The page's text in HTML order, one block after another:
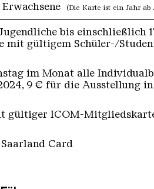
(Die Karte ist ein Jahr
bis einschließlich
mit gültigem Schüler-/
im Monat alle
9 € für die Ausstellung
gültiger ICOM-
Card